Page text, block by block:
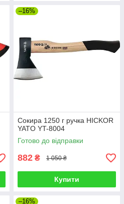
–16%
Сокира 1250 г ручка HICKOR
YATO YT-8004
Готово до відправки
882 ₴ 1 050 ₴
Купити
–16%